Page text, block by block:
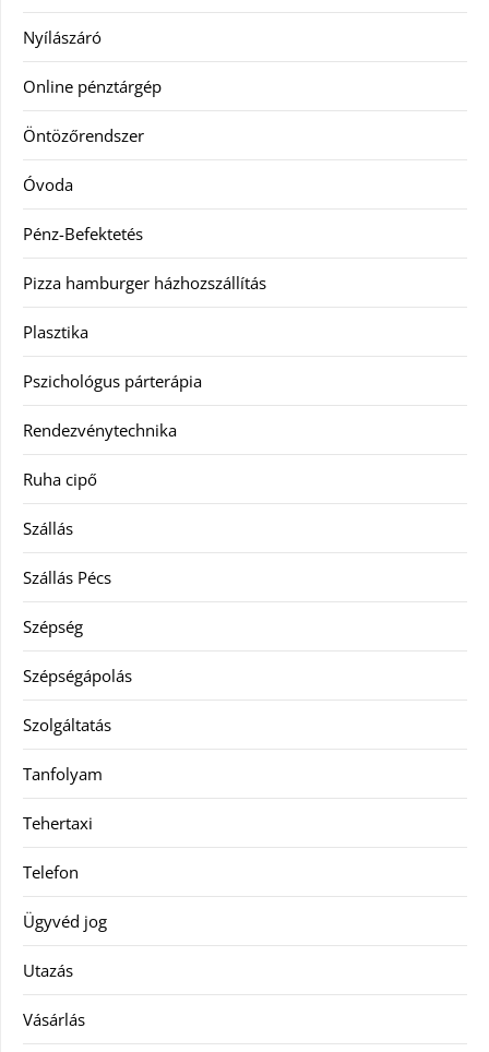
Nyílászáró
Online pénztárgép
Öntözőrendszer
Óvoda
Pénz-Befektetés
Pizza hamburger házhozszállítás
Plasztika
Pszichológus párterápia
Rendezvénytechnika
Ruha cipő
Szállás
Szállás Pécs
Szépség
Szépségápolás
Szolgáltatás
Tanfolyam
Tehertaxi
Telefon
Ügyvéd jog
Utazás
Vásárlás